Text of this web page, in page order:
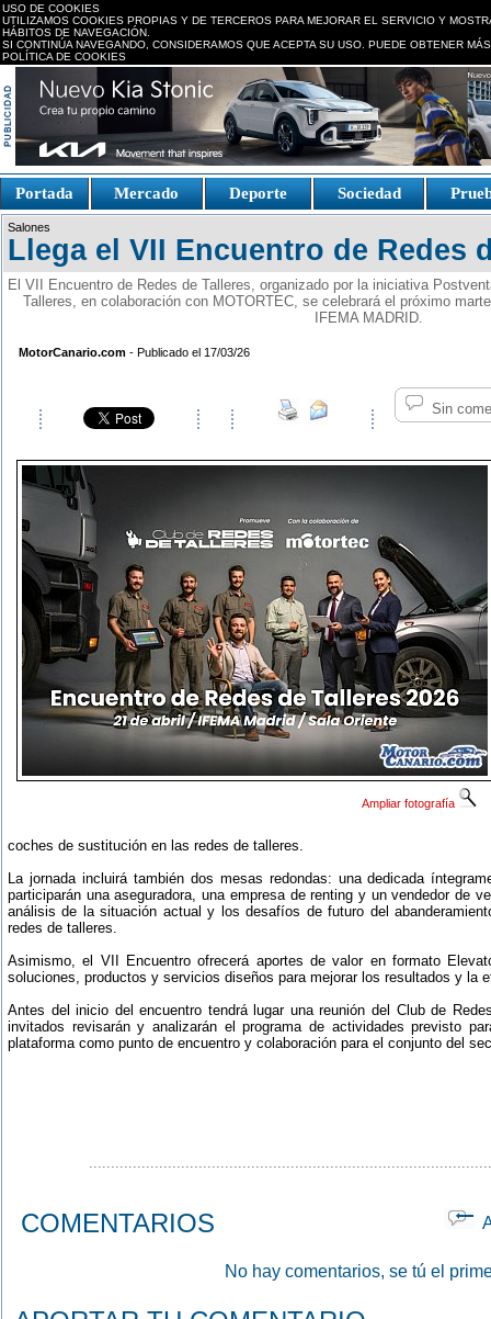
USO DE COOKIES
UTILIZAMOS COOKIES PROPIAS Y DE TERCEROS PARA MEJORAR EL SERVICIO Y
HÁBITOS DE NAVEGACIÓN.
SI CONTINÚA NAVEGANDO, CONSIDERAMOS QUE ACEPTA SU USO. PUEDE OBTENER
POLÍTICA DE COOKIES
Portada Mercado Deporte Sociedad
Fake Watches
replica-
watch.is
Salones
Llega el VII Encuentro de Redes
El VII Encuentro de Redes de Talleres, organizado por la iniciativa
Talleres, en colaboración con MOTORTEC, se celebrará el próximo
IFEMA MADRID.
MotorCanario.com - Publicado el 17/03/26
Sin
Ampliar fotografía
coches de sustitución en las redes de talleres.
La jornada incluirá también dos mesas redondas: una dedicada
participarán una aseguradora, una empresa de renting y un vendedor de
análisis de la situación actual y los desafíos de futuro del
redes de talleres.
Asimismo, el VII Encuentro ofrecerá aportes de valor en formato
soluciones, productos y servicios diseños para mejorar los resultados y la
Antes del inicio del encuentro tendrá lugar una reunión del Club de
invitados revisarán y analizarán el programa de actividades previsto
plataforma como punto de encuentro y colaboración para el conjunto del
COMENTARIOS
No hay comentarios, se tú el